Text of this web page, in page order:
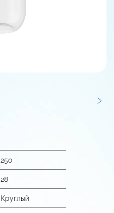
250
28
Круглый